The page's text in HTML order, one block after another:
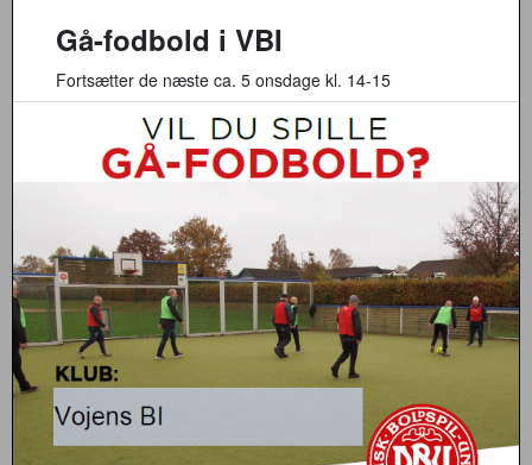
Gå-fodbold i VBI
Fortsætter de næste ca. 5 onsdage kl. 14-15